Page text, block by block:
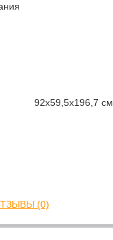
92х59,5х196,7 см
(0)